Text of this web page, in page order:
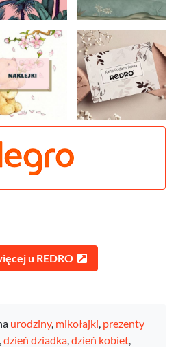
u REDRO
urodziny, mikołajki prezenty
dzień dziadka dzień kobiet